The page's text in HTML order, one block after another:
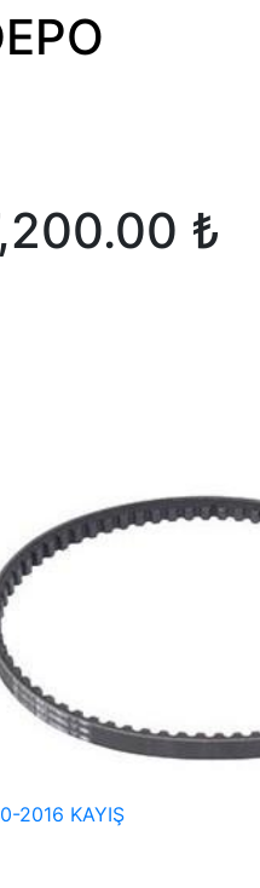
₺
2016 KAYIŞ